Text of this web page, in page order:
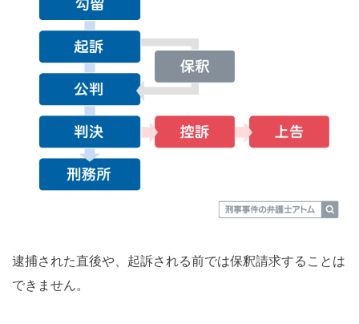
逮捕された直後や、起訴される前では保釈請求することは
できません。